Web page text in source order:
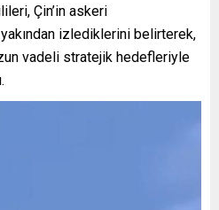
Çin’in askeri
izlediklerini belirterek,
vadeli stratejik hedefleriyle